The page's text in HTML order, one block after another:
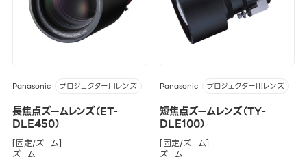
Panasonic プロジェクター用レンズ
長焦点ズームレンズ（ET-
DLE450）
[固定/ズーム]
ズーム
Panasonic プロジェクター用レンズ
短焦点ズームレンズ（TY-
DLE100）
[固定/ズーム]
ズーム